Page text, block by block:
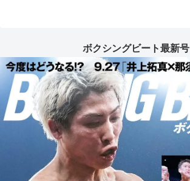
ボクシングビート最新号